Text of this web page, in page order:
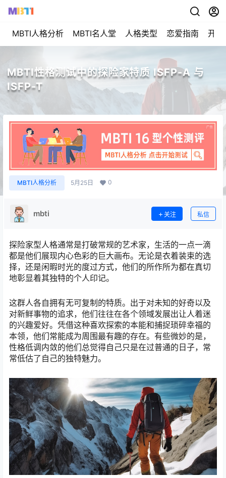
MBTI人格分析 MBTI名人堂 人格类型 恋爱指南 开始
MBTI性格测试中的探险家特质 ISFP-A 与
ISFP-T
MBTI人格分析 5月25日 0
mbti 关注 私信
探险家型人格通常是打破常规的艺术家，生活的一点一滴
都是他们展现内心色彩的巨大画布。无论是衣着装束的选
择，还是闲暇时光的度过方式，他们的所作所为都在真切
地彰显着其独特的个人印记。
这群人各自拥有无可复制的特质。出于对未知的好奇以及
对新鲜事物的追求，他们往往在各个领域发展出让人着迷
的兴趣爱好。凭借这种喜欢探索的本能和捕捉琐碎幸福的
本领，他们常能成为周围最有趣的存在。有些微妙的是，
性格低调内敛的他们总觉得自己只是在过普通的日子，常
常低估了自己的独特魅力。